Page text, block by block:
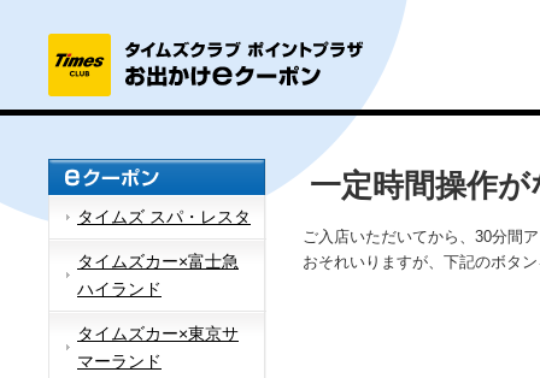
タイムズ スパ・レスタ
タイムズカー×富士急
ハイランド
タイムズカー×東京サ
マーランド
一定時間操作
ご入店いただいてから、30分間
おそれいりますが、下記のボタ